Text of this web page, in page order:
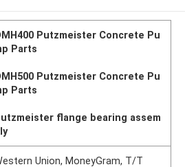
Putzmeister Concrete Pu
Parts
Putzmeister Concrete Pu
Parts
flange bearing assem
Union, MoneyGram, T/T